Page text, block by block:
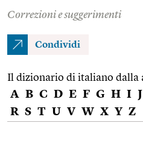
Correzioni e suggerimenti
Condividi
Il dizionario di italiano dalla
A B C D E F G H I J
R S T U V W X Y Z